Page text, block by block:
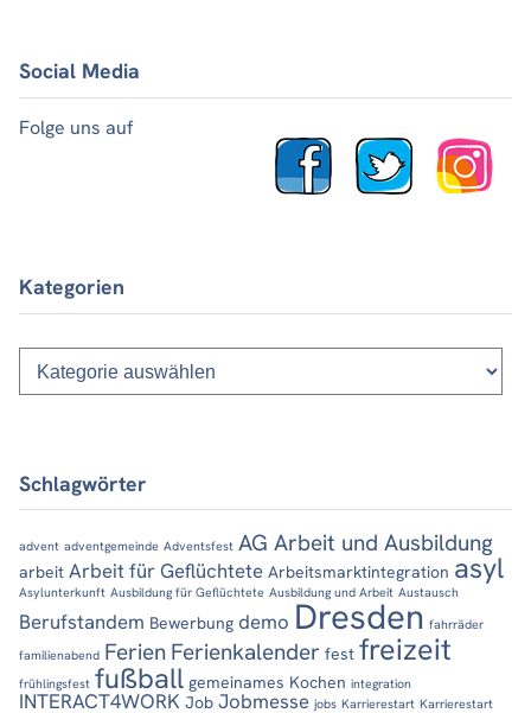
Social Media
Folge uns auf
Kategorien
Kategorien
Schlagwörter
advent adventgemeinde Adventsfest AG Arbeit und Ausbildung
arbeit Arbeit für Geflüchtete Arbeitsmarktintegration asyl
Asylunterkunft Ausbildung für Geflüchtete Ausbildung und Arbeit Austausch
Berufstandem Bewerbung demo Dresden fahrräder
familienabend Ferien Ferienkalender fest freizeit
frühlingsfest fußball gemeinames Kochen integration
INTERACT4WORK Job Jobmesse jobs Karrierestart Karrierestart